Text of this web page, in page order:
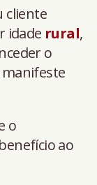
cliente
idade rural,
o
manifeste
o
ao